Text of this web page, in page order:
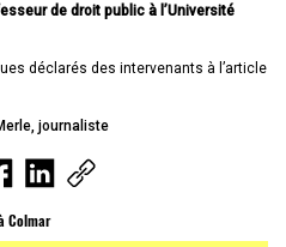
de droit public à l’Université
déclarés des intervenants à l’article
journaliste
Colmar